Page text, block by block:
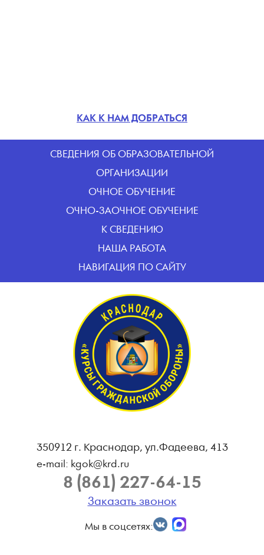
КАК К НАМ ДОБРАТЬСЯ
CВЕДЕНИЯ ОБ ОБРАЗОВАТЕЛЬНОЙ
ОРГАНИЗАЦИИ
ОЧНОЕ ОБУЧЕНИЕ
ОЧНО-ЗАОЧНОЕ ОБУЧЕНИЕ
К СВЕДЕНИЮ
НАША РАБОТА
НАВИГАЦИЯ ПО САЙТУ
350912 г. Краснодар, ул.Фадеева, 413
e-mail: kgok@krd.ru
8 (861) 227-64-15
Заказать звонок
Мы в соцсетях: